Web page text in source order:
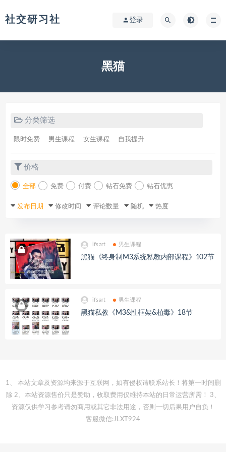
社交研习社 登录
黑猫
分类筛选
限时免费 男生课程 女生课程 自我提升
价格
全部 免费 付费 钻石免费 钻石优惠
发布日期 修改时间 评论数量 随机 热度
ifsart 男生课程
黑猫《终身制M3系统私教内部课程》102节
ifsart 男生课程
黑猫私教《M3&性框架&植毒》18节
1、 本站文章及资源均来源于互联网，如有侵权请联系站长！将第一时间删
除 2、本站资源售价只是赞助，收取费用仅维持本站的日常运营所需！ 3、
资源仅供学习参考请勿商用或其它非法用途，否则一切后果用户自负！
客服微信:JLXT924